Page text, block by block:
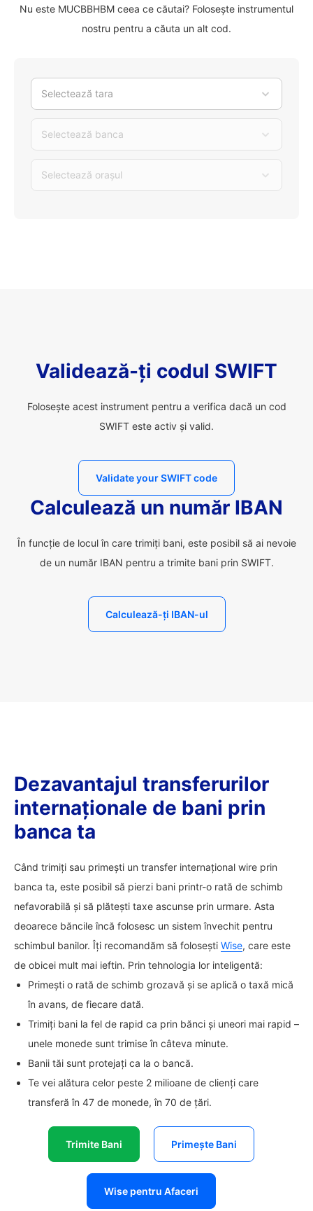
Nu este MUCBBHBM ceea ce căutai? Folosește instrumentul
nostru pentru a căuta un alt cod.
Selectează tara
Selectează banca
Selectează orașul
Validează-ți codul SWIFT
Folosește acest instrument pentru a verifica dacă un cod
SWIFT este activ și valid.
Validate your SWIFT code
Calculează un număr IBAN
În funcție de locul în care trimiți bani, este posibil să ai nevoie
de un număr IBAN pentru a trimite bani prin SWIFT.
Calculează-ți IBAN-ul
Dezavantajul transferurilor
internaționale de bani prin
banca ta
Când trimiți sau primești un transfer internațional wire prin
banca ta, este posibil să pierzi bani printr-o rată de schimb
nefavorabilă și să plătești taxe ascunse prin urmare. Asta
deoarece băncile încă folosesc un sistem învechit pentru
schimbul banilor. Îți recomandăm să folosești Wise, care este
de obicei mult mai ieftin. Prin tehnologia lor inteligentă:
Primești o rată de schimb grozavă și se aplică o taxă mică
în avans, de fiecare dată.
Trimiți bani la fel de rapid ca prin bănci și uneori mai rapid –
unele monede sunt trimise în câteva minute.
Banii tăi sunt protejați ca la o bancă.
Te vei alătura celor peste 2 milioane de clienți care
transferă în 47 de monede, în 70 de țări.
Trimite Bani Primește Bani
Wise pentru Afaceri